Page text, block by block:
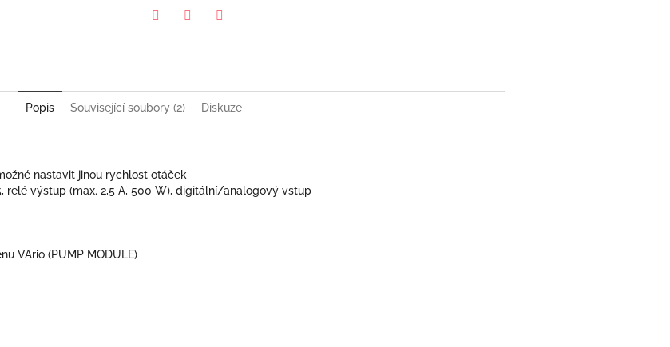
Popis Související soubory (2) Diskuze
nastavit jinou rychlost otáček
relé výstup (max. 2,5 A, 500 W), digitální/analogový vstup
VArio (PUMP MODULE)